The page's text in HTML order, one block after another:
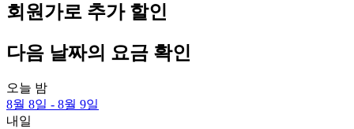
회원가로 추가 할인
다음 날짜의 요금 확인
오늘 밤
8월 8일 - 8월 9일
내일